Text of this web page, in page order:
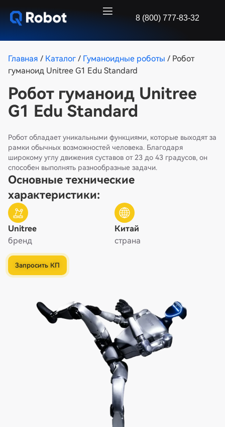
8 (800) 777-83-32
Главная / Каталог / Гуманоидные роботы / Робот
гуманоид Unitree G1 Edu Standard
Робот гуманоид Unitree
G1 Edu Standard
Робот обладает уникальными функциями, которые выходят за
рамки обычных возможностей человека. Благодаря
широкому углу движения суставов от 23 до 43 градусов, он
способен выполнять разнообразные задачи.
Основные технические
характеристики:
Unitree
бренд
Китай
страна
Запросить КП